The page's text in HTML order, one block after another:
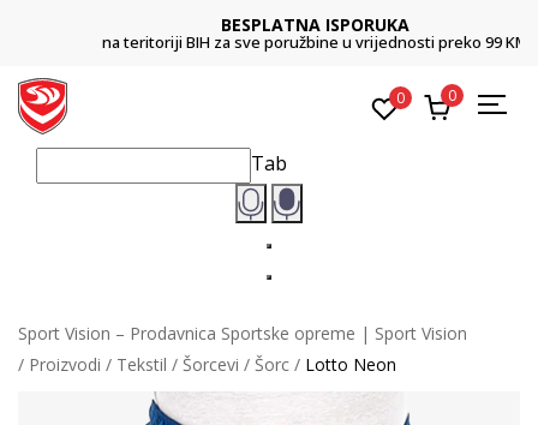
BESPLATNA ISPORUKA
na teritoriji BIH za sve poružbine u vrijednosti preko 99 KM
0 0
Tab
Sport Vision – Prodavnica Sportske opreme | Sport Vision
Proizvodi
Tekstil Šorcevi Šorc Lotto Neon